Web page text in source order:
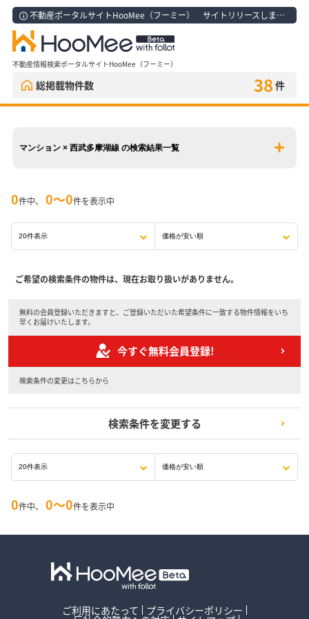
不動産ポータルサイトHooMee（フーミー） サイトリリースしました！
不動産情報検索ポータルサイトHooMee（フーミー）
総掲載物件数 38 件
マンション × 西武多摩湖線 の検索結果一覧
0件中、 0〜0件を表示中
ご希望の検索条件の物件は、現在お取り扱いがありません。
無料の会員登録いただきますと、ご登録いただいた希望条件に一致する物件情報をいち
早くお届けいたします。
今すぐ無料会員登録!
検索条件の変更はこちらから
検索条件を変更する
0件中、 0〜0件を表示中
ご利用にあたって プライバシーポリシー